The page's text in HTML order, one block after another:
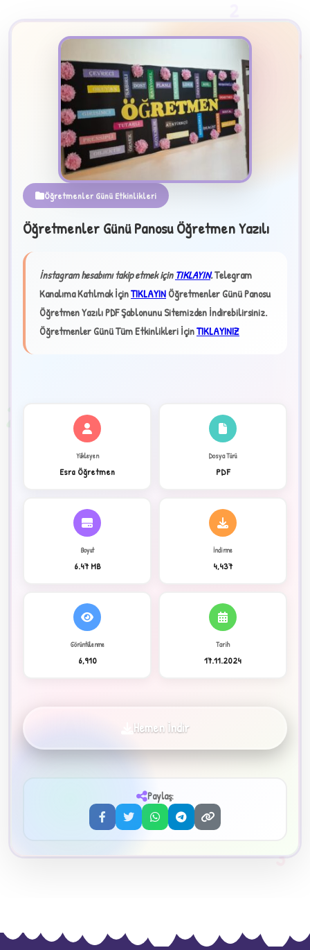
3
✧
Öğretmenler Günü Etkinlikleri
Öğretmenler Günü Panosu Öğretmen Yazılı
İnstagram hesabımı takip etmek içinTIKLAYIN.Telegram
Kanalıma Katılmak İçinTIKLAYINÖğretmenler Günü Panosu
Öğretmen Yazılı PDF Şablonunu Sitemizden İndirebilirsiniz.
Öğretmenler Günü Tüm Etkinlikleri İçinTIKLAYINIZ
Yükleyen
Esra Öğretmen
Dosya Türü
PDF
Boyut
6.47 MB
İndirme
4,437
Görüntülenme
6,910
Tarih
17.11.2024
Hemen İndir
Paylaş:
★